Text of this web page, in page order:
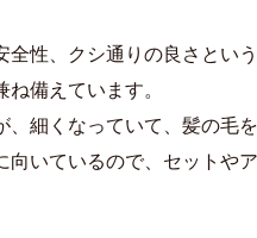
全性、クシ通りの良さとい
備えています。
、細くなっていて、髪の毛
向いているので、セットや